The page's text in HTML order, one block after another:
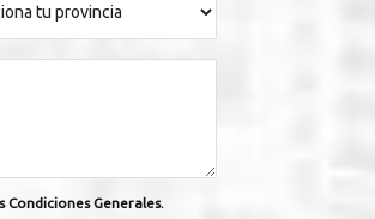
Generales.